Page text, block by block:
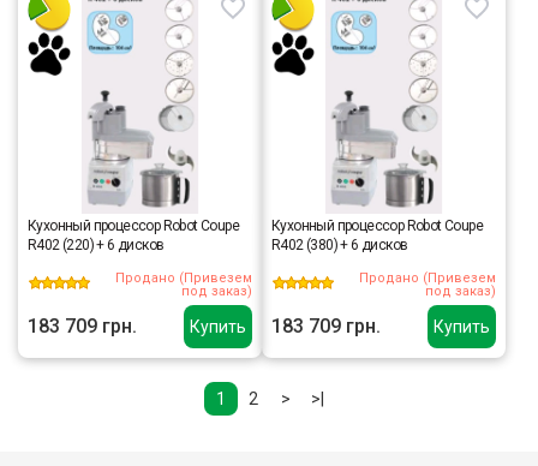
Купить
Кухонный процессор Robot Coupe
R402 (220) + 6 дисков
Продано (Привезем
под заказ)
183 709 грн. Купить
Кухонный процессор Robot Coupe
R402 (380) + 6 дисков
Продано (Привезем
под заказ)
183 709 грн.
1 2 > >|